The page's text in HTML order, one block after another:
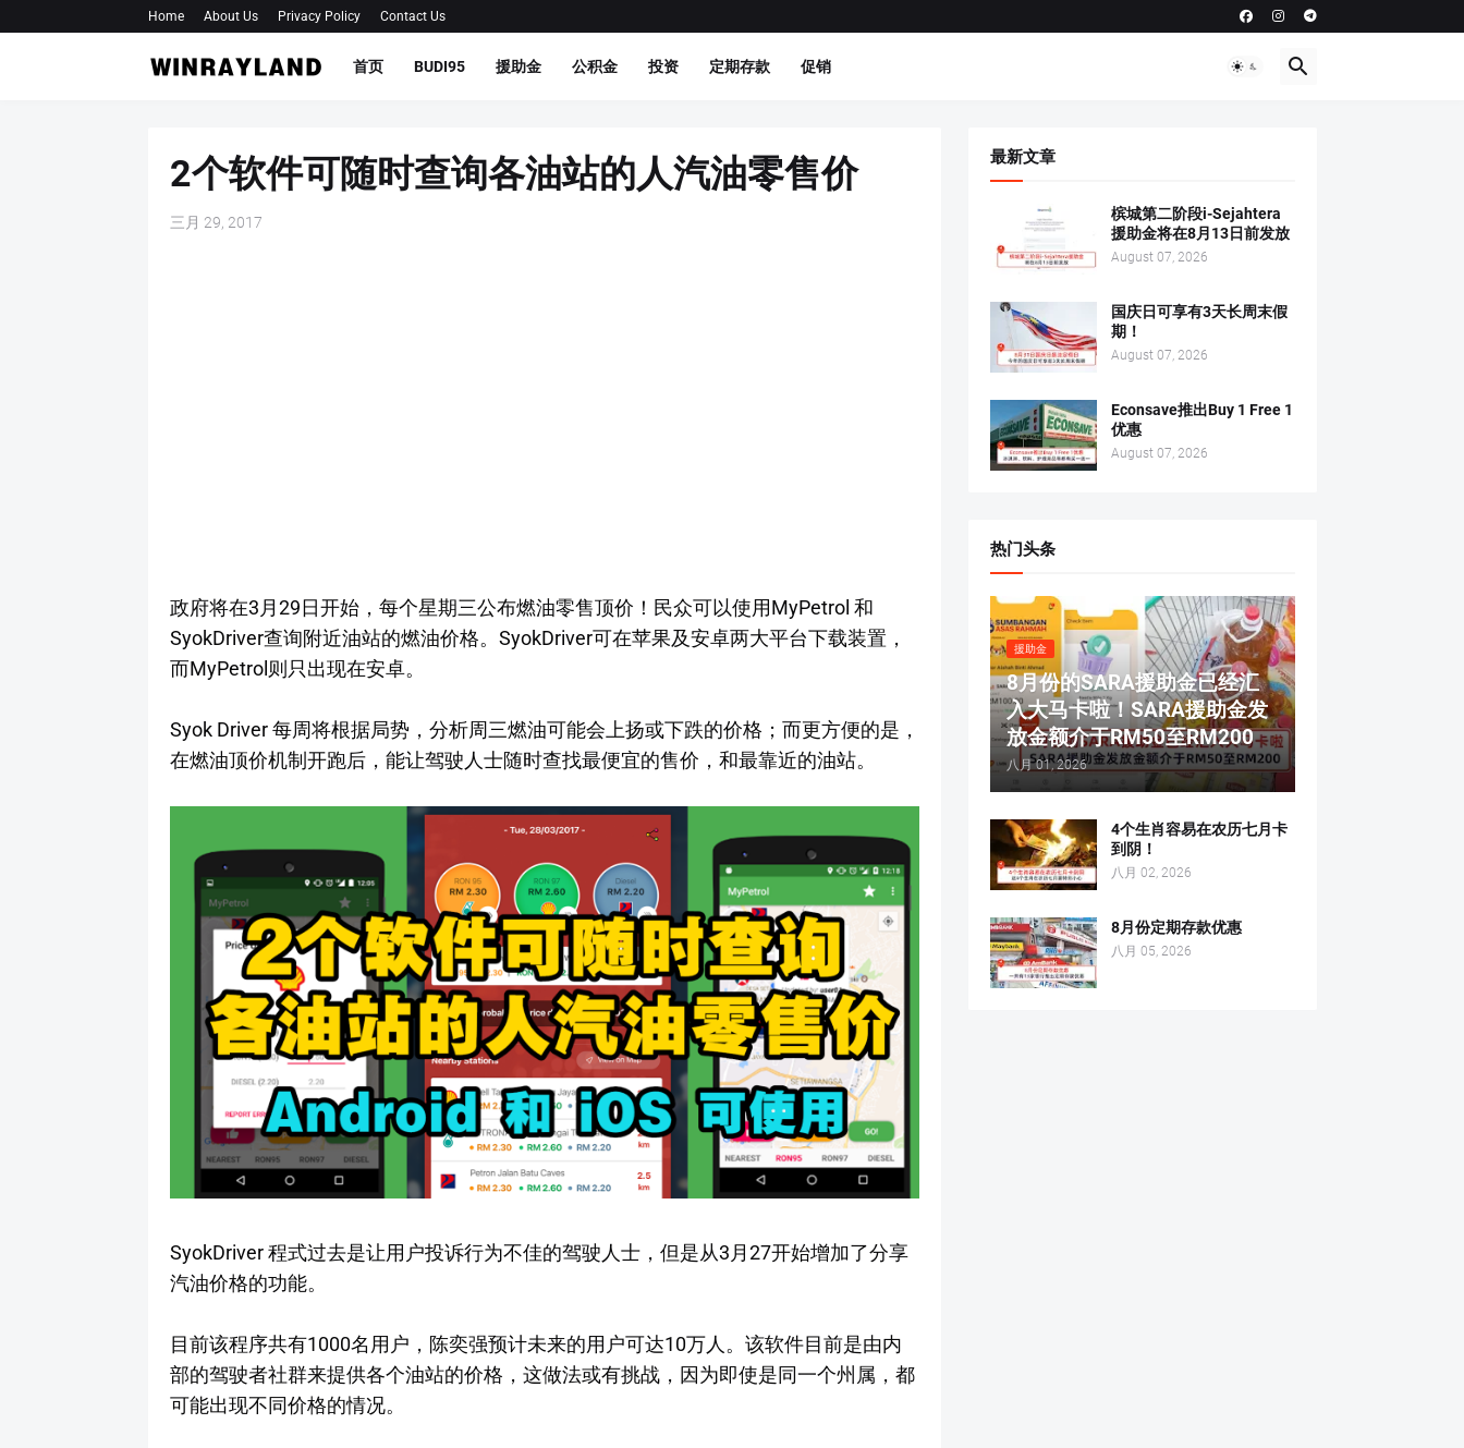
Home About Us Privacy Policy Contact Us
首页 BUDI95 援助金 公积金 投资 定期存款 促销
2个软件可随时查询各油站的人汽油零售价
三月 29, 2017
政府将在3月29日开始，每个星期三公布燃油零售顶价！民众可以使用MyPetrol 和
SyokDriver查询附近油站的燃油价格。SyokDriver可在苹果及安卓两大平台下载装置，
而MyPetrol则只出现在安卓。
Syok Driver 每周将根据局势，分析周三燃油可能会上扬或下跌的价格；而更方便的是，
在燃油顶价机制开跑后，能让驾驶人士随时查找最便宜的售价，和最靠近的油站。
SyokDriver 程式过去是让用户投诉行为不佳的驾驶人士，但是从3月27开始增加了分享
汽油价格的功能。
目前该程序共有1000名用户，陈奕强预计未来的用户可达10万人。该软件目前是由内
部的驾驶者社群来提供各个油站的价格，这做法或有挑战，因为即使是同一个州属，都
可能出现不同价格的情况。
最新文章
槟城第二阶段i-Sejahtera
援助金将在8月13日前发放
August 07, 2026
国庆日可享有3天长周末假
期！
August 07, 2026
Econsave推出Buy 1 Free 1
优惠
August 07, 2026
热门头条
援助金
8月份的SARA援助金已经汇
入大马卡啦！SARA援助金发
放金额介于RM50至RM200
八月 01, 2026
4个生肖容易在农历七月卡
到阴！
八月 02, 2026
8月份定期存款优惠
八月 05, 2026